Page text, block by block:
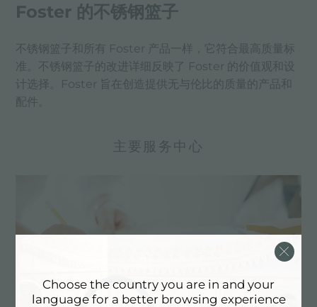
Foster 的不锈钢篮子
不锈钢篮子和所有 Foster 产品一样，它符合最高质量标
准。不锈钢篮子的改进详细反映了 Foster 的价值观和设
计选择。Foster 旨在创造提供无与伦比的质量的产品和
配件。
主要服务中心
Choose the country you are in and your
language for a better browsing experience